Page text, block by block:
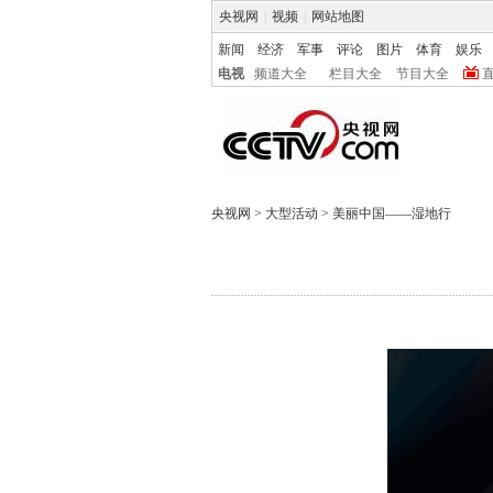
央视网 视频 网站地图
新闻 经济 军事 评论 图片 体育
娱乐
电视
频道大全 栏目大全 节目大全
央视网 > 大型活动 > 美丽中国——湿地行